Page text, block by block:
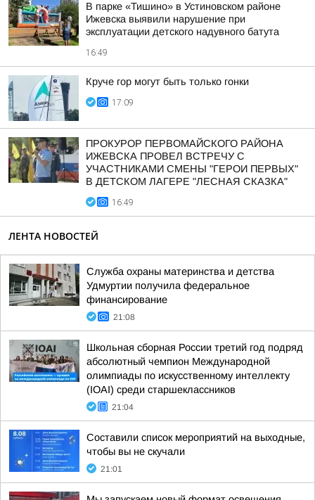
В парке «Тишино» в Устиновском районе
Ижевска выявили нарушение при
эксплуатации детского надувного батута
16:49
Круче гор могут быть только гонки
17:09
ПРОКУРОР ПЕРВОМАЙСКОГО РАЙОНА
ИЖЕВСКА ПРОВЕЛ ВСТРЕЧУ С
УЧАСТНИКАМИ СМЕНЫ "ГЕРОИ ПЕРВЫХ"
В ДЕТСКОМ ЛАГЕРЕ "ЛЕСНАЯ СКАЗКА"
16:49
ЛЕНТА НОВОСТЕЙ
Служба охраны материнства и детства
Удмуртии получила федеральное
финансирование
21:08
Школьная сборная России третий год подряд
абсолютный чемпион Международной
олимпиады по искусственному интеллекту
(IOAI) среди старшеклассников
21:04
Составили список мероприятий на выходные,
чтобы вы не скучали
21:01